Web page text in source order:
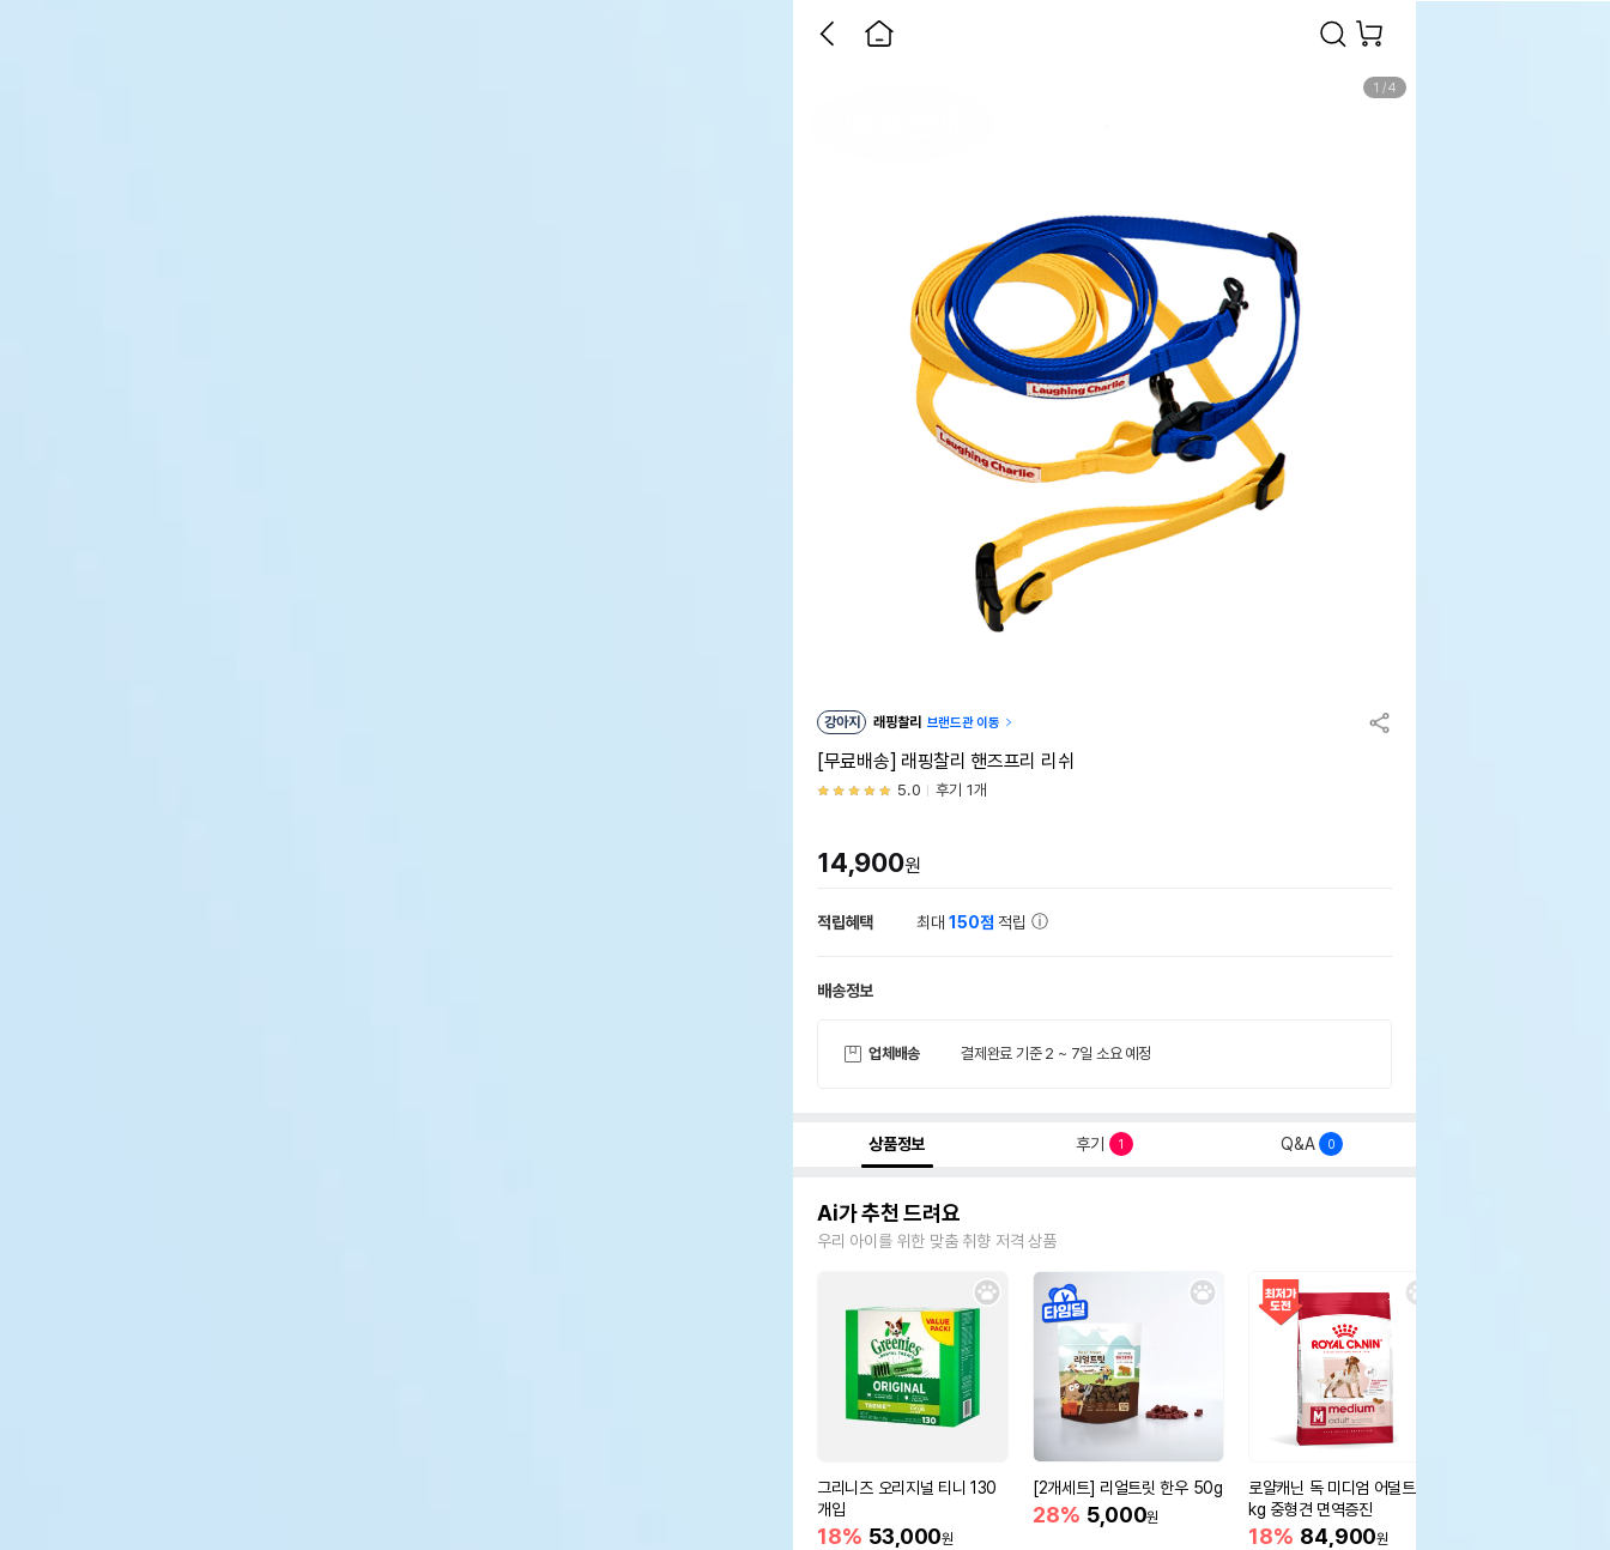
1 /4
강아지 래핑찰리 브랜드관 이동
[무료배송] 래핑찰리 핸즈프리 리쉬
5.0 후기 1개
14,900원
적립혜택 최대150점 적립
배송정보
업체배송 결제완료 기준 2 ~ 7일 소요 예정
상품정보 후기 1 Q&A 0
Ai가 추천 드려요
우리 아이를 위한 맞춤 취향 저격 상품
그리니즈 오리지널 티니 130
개입
18% 53,000원
[2개세트] 리얼트릿 한우 50g
28% 5,000원
로얄캐닌 독 미디엄 어덜트 10
kg 중형견 면역증진
18% 84,900원